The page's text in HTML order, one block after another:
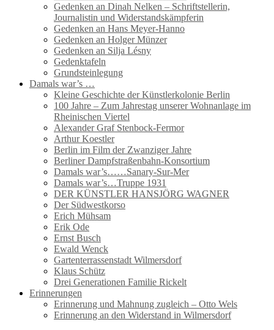
Gedenken an Dinah Nelken – Schriftstellerin,
Journalistin und Widerstandskämpferin
Gedenken an Hans Meyer-Hanno
Gedenken an Holger Münzer
Gedenken an Silja Lésny
Gedenktafeln
Grundsteinlegung
Damals war’s …
Kleine Geschichte der Künstlerkolonie Berlin
100 Jahre – Zum Jahrestag unserer Wohnanlage im
Rheinischen Viertel
Alexander Graf Stenbock-Fermor
Arthur Koestler
Berlin im Film der Zwanziger Jahre
Berliner Dampfstraßenbahn-Konsortium
Damals war’s……Sanary-Sur-Mer
Damals war’s…Truppe 1931
DER KÜNSTLER HANSJÖRG WAGNER
Der Südwestkorso
Erich Mühsam
Erik Ode
Ernst Busch
Ewald Wenck
Gartenterrassenstadt Wilmersdorf
Klaus Schütz
Drei Generationen Familie Rickelt
Erinnerungen
Erinnerung und Mahnung zugleich – Otto Wels
Erinnerung an den Widerstand in Wilmersdorf